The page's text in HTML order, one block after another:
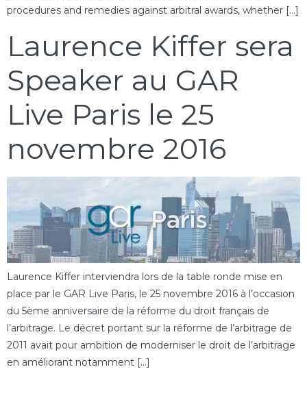
procedures and remedies against arbitral awards, whether […]
Laurence Kiffer sera
Speaker au GAR
Live Paris le 25
novembre 2016
Laurence Kiffer interviendra lors de la table ronde mise en
place par le GAR Live Paris, le 25 novembre 2016 à l’occasion
du 5ème anniversaire de la réforme du droit français de
l’arbitrage. Le décret portant sur la réforme de l’arbitrage de
2011 avait pour ambition de moderniser le droit de l’arbitrage
en améliorant notamment […]